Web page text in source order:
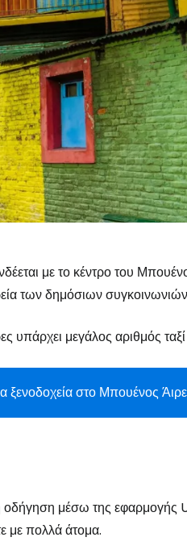
με το κέντρο του
των δημόσιων
υπάρχει μεγάλος αριθμός
ξενοδοχεία στο Μπουένος
οδήγηση μέσω της εφαρμογής
με πολλά άτομα.